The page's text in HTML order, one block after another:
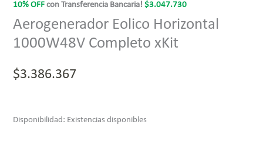
10% OFF con Transferencia Bancaria!$3.047.730
Aerogenerador Eolico Horizontal
1000W48V Completo xKit
$3.386.367
Disponibilidad: Existencias disponibles